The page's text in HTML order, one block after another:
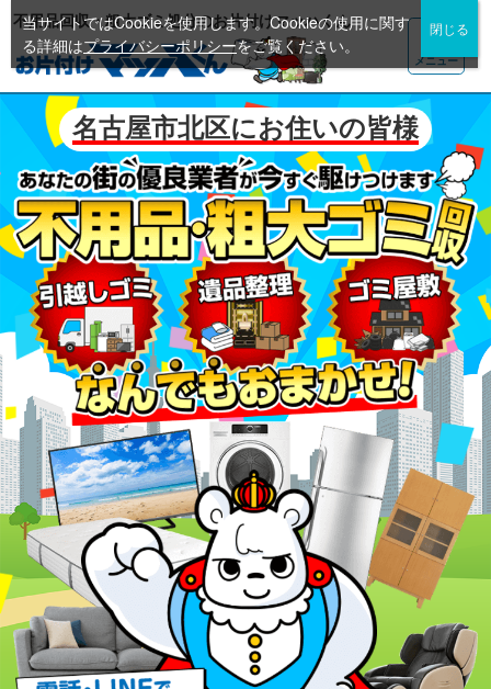
不用品回収・粗大ゴミ処分のお片付けマッハくん
メニュー
名古屋市北区にお住いの皆様
当サイトではCookieを使用します。Cookieの使用に関す
る詳細はプライバシーポリシーをご覧ください。